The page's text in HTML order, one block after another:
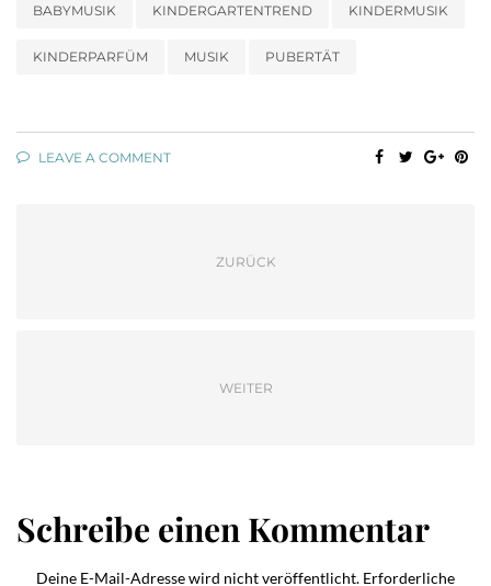
BABYMUSIK KINDERGARTENTREND KINDERMUSIK
KINDERPARFÜM MUSIK PUBERTÄT
LEAVE A COMMENT
ZURÜCK
WEITER
Schreibe einen Kommentar
Deine E-Mail-Adresse wird nicht veröffentlicht. Erforderliche